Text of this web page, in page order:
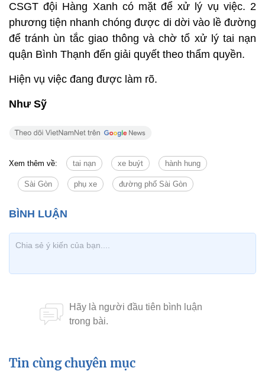
CSGT đội Hàng Xanh có mặt để xử lý vụ việc. 2
phương tiện nhanh chóng được di dời vào lề đường
để tránh ùn tắc giao thông và chờ tổ xử lý tai nạn
quận Bình Thạnh đến giải quyết theo thẩm quyền.
Hiện vụ việc đang được làm rõ.
Như Sỹ
Xem thêm về: tai nạn xe buýt hành hung
Sài Gòn phụ xe đường phố Sài Gòn
Tin cùng chuyên mục